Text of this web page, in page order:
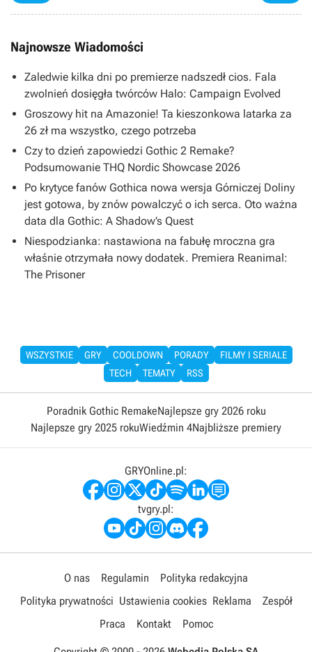
Najnowsze Wiadomości
Zaledwie kilka dni po premierze nadszedł cios. Fala
zwolnień dosięgła twórców Halo: Campaign Evolved
Groszowy hit na Amazonie! Ta kieszonkowa latarka za
26 zł ma wszystko, czego potrzeba
Czy to dzień zapowiedzi Gothic 2 Remake?
Podsumowanie THQ Nordic Showcase 2026
Po krytyce fanów Gothica nowa wersja Górniczej Doliny
jest gotowa, by znów powalczyć o ich serca. Oto ważna
data dla Gothic: A Shadow’s Quest
Niespodzianka: nastawiona na fabułę mroczna gra
właśnie otrzymała nowy dodatek. Premiera Reanimal:
The Prisoner
WSZYSTKIE GRY COOLDOWN PORADY
FILMY I SERIALE
TECH
TEMATY RSS
Poradnik Gothic RemakeNajlepsze gry 2026 roku
Najlepsze gry 2025 rokuWiedźmin 4Najbliższe premiery
GRYOnline.pl:
tvgry.pl:
O nas Regulamin
Polityka redakcyjna
Polityka prywatności Ustawienia cookies Reklama
Zespół
Praca
Kontakt Pomoc